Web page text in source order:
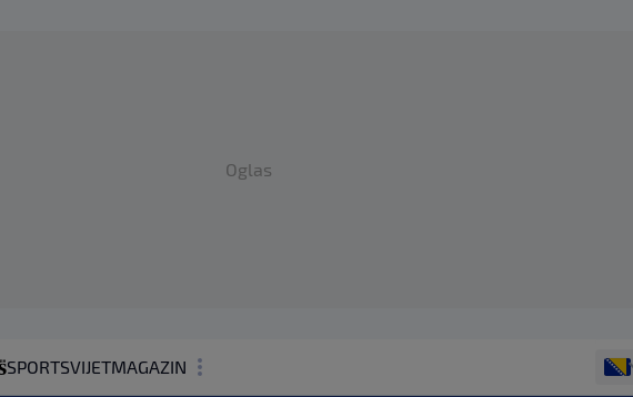
Oglas
SPORTSVIJETMAGAZIN